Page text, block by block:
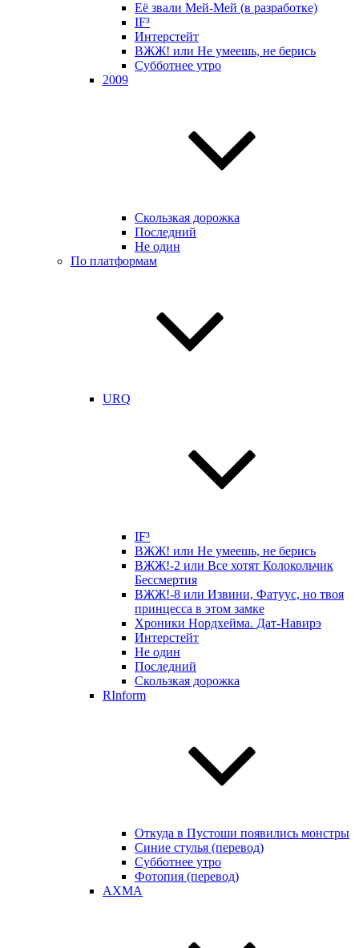
Её звали Мей-Мей (в разработке)
IF³
Интерстейт
ВЖЖ! или Не умеешь, не берись
Субботнее утро
2009
Скользкая дорожка
Последний
Не один
По платформам
URQ
IF³
ВЖЖ! или Не умеешь, не берись
ВЖЖ!-2 или Все хотят Колокольчик
Бессмертия
ВЖЖ!-8 или Извини, Фатуус, но твоя
принцесса в этом замке
Хроники Нордхейма. Дат-Навирэ
Интерстейт
Не один
Последний
Скользкая дорожка
RInform
Откуда в Пустоши появились монстры
Синие стулья (перевод)
Субботнее утро
Фотопия (перевод)
AXMA